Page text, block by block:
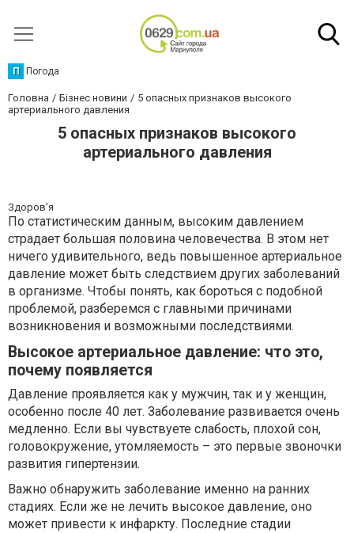
П Погода
Головна Бізнес новини
5 опасных признаков высокого
артериального давления
5 опасных признаков высокого
артериального давления
Здоров'я
По статистическим данным, высоким давлением
страдает большая половина человечества. В этом нет
ничего удивительного, ведь повышенное артериальное
давление может быть следствием других заболеваний
в организме. Чтобы понять, как бороться с подобной
проблемой, разберемся с главными причинами
возникновения и возможными последствиями.
Высокое артериальное давление: что это,
почему появляется
Давление проявляется как у мужчин, так и у женщин,
особенно после 40 лет. Заболевание развивается очень
медленно. Если вы чувствуете слабость, плохой сон,
головокружение, утомляемость – это первые звоночки
развития гипертензии.
Важно обнаружить заболевание именно на ранних
стадиях. Если же не лечить высокое давление, оно
может привести к инфаркту. Последние стадии